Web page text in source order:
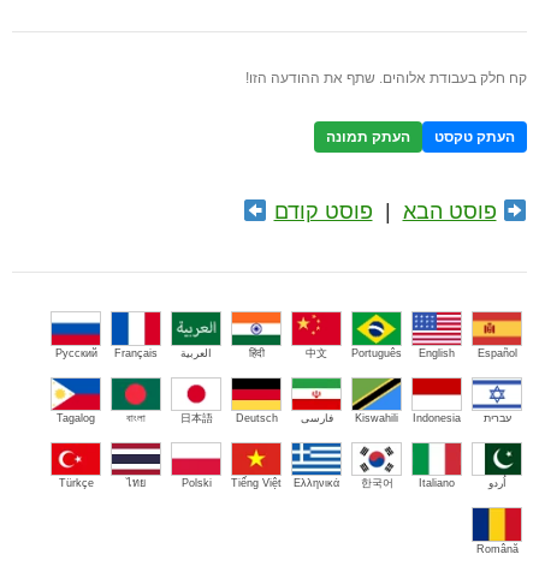
קח חלק בעבודת אלוהים. שתף את ההודעה הזו!
העתק טקסט העתק תמונה
פוסט הבא פוסט קודם
Español
English
Português
中文
हिंदी العربية Français
Русский
עברית Indonesia
Kiswahili فارسی Deutsch
日本語
বাংলা
Tagalog
اُردو Italiano
한국어
Ελληνικά
Tiếng Việt
Polski
ไทย
Türkçe
Română